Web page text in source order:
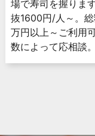
場で寿司を握りま
抜1600円/人～。
万円以上～ご利用
数によって応相談。